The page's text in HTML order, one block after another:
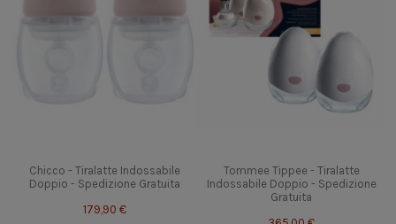
Chicco - Tiralatte Indossabile
Doppio - Spedizione Gratuita
179,90 €
Tommee Tippee - Tiralatte
Indossabile Doppio - Spedizione
Gratuita